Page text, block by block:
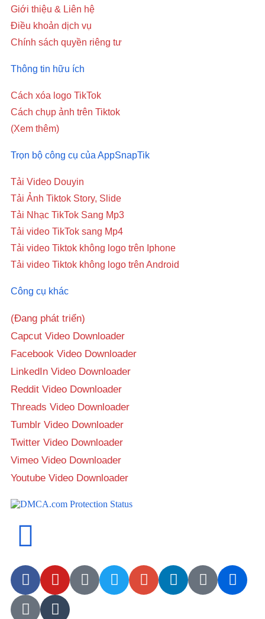
Giới thiệu & Liên hệ
Điều khoản dịch vụ
Chính sách quyền riêng tư
Thông tin hữu ích
Cách xóa logo TikTok
Cách chụp ảnh trên Tiktok
(Xem thêm)
Trọn bộ công cụ của AppSnapTik
Tải Video Douyin
Tải Ảnh Tiktok Story, Slide
Tải Nhạc TikTok Sang Mp3
Tải video TikTok sang Mp4
Tải video Tiktok không logo trên Iphone
Tải video Tiktok không logo trên Android
Công cụ khác
(Đang phát triển)
Capcut Video Downloader
Facebook Video Downloader
LinkedIn Video Downloader
Reddit Video Downloader
Threads Video Downloader
Tumblr Video Downloader
Twitter Video Downloader
Vimeo Video Downloader
Youtube Video Downloader